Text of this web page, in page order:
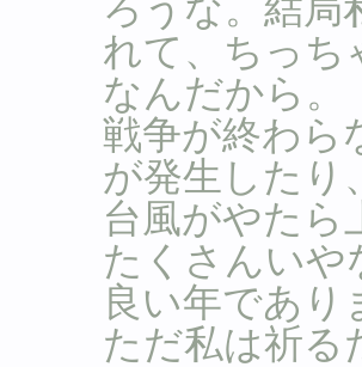
ろうな。結局
れて、ちっち
なんだから。
戦争が終わら
が発生したり
台風がやたら
たくさんいや
良い年であり
ただ私は祈る